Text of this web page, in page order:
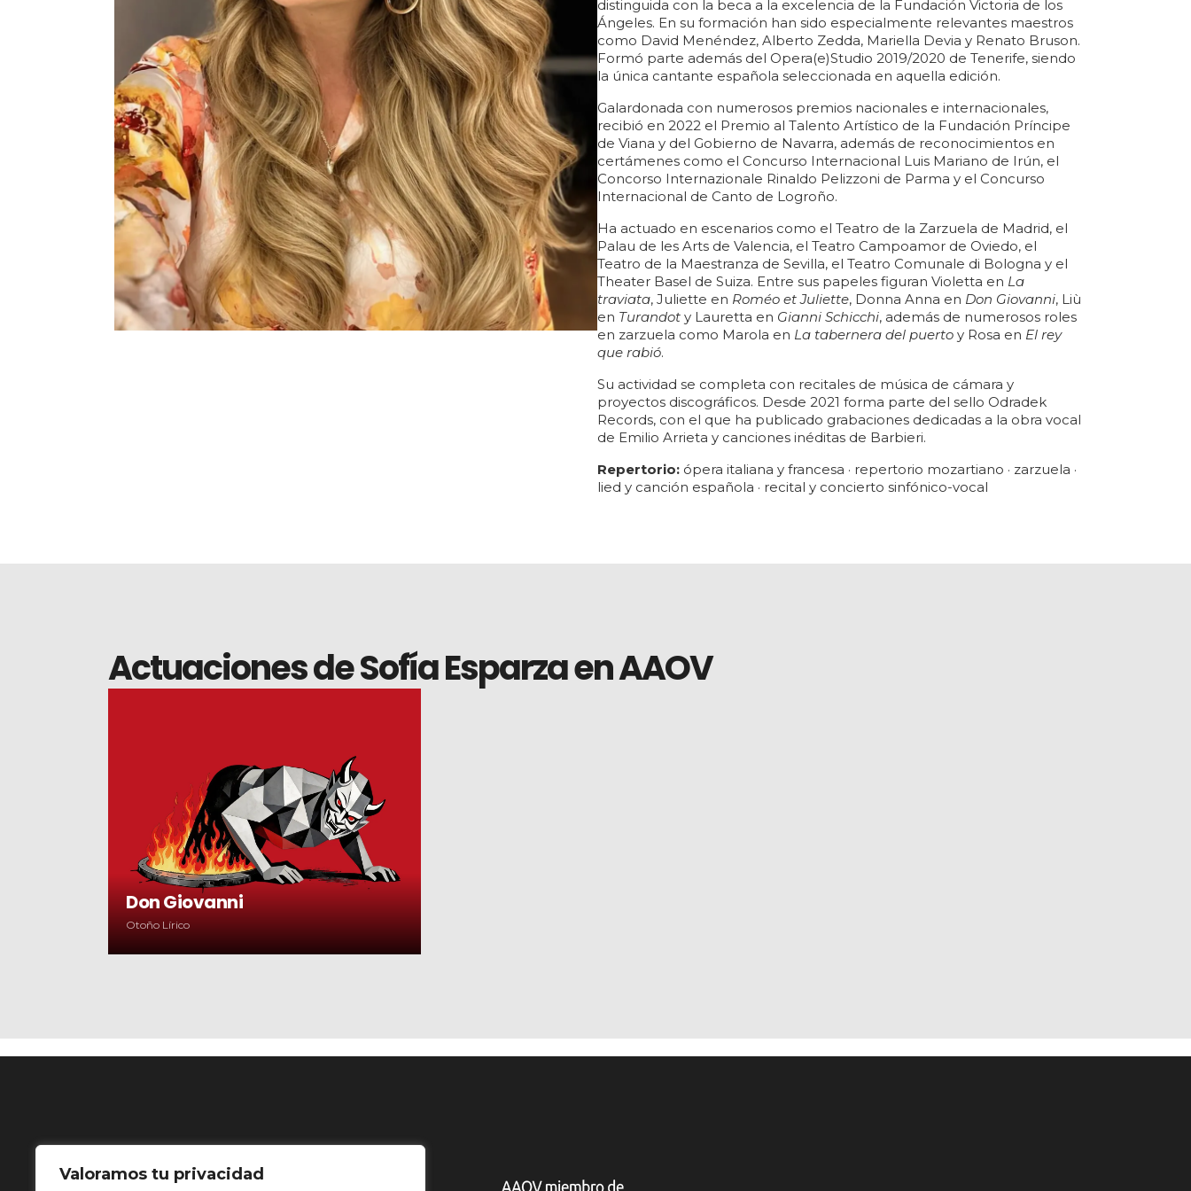
Valoramos tu privacidad
distinguida con la beca a la excelencia de la Fundación Victoria de los
Ángeles. En su formación han sido especialmente relevantes maestros
como David Menéndez, Alberto Zedda, Mariella Devia y Renato Bruson.
Formó parte además del Opera(e)Studio 2019/2020 de Tenerife, siendo
la única cantante española seleccionada en aquella edición.
Galardonada con numerosos premios nacionales e internacionales,
recibió en 2022 el Premio al Talento Artístico de la Fundación Príncipe
de Viana y del Gobierno de Navarra, además de reconocimientos en
certámenes como el Concurso Internacional Luis Mariano de Irún, el
Concorso Internazionale Rinaldo Pelizzoni de Parma y el Concurso
Internacional de Canto de Logroño.
Ha actuado en escenarios como el Teatro de la Zarzuela de Madrid, el
Palau de les Arts de Valencia, el Teatro Campoamor de Oviedo, el
Teatro de la Maestranza de Sevilla, el Teatro Comunale di Bologna y el
Theater Basel de Suiza. Entre sus papeles figuran Violetta en La
traviata, Juliette en Roméo et Juliette, Donna Anna en Don Giovanni, Liù
en Turandoty Lauretta en Gianni Schicchi, además de numerosos roles
en zarzuela como Marola en La tabernera del puertoy Rosa en El rey
que rabió.
Su actividad se completa con recitales de música de cámara y
proyectos discográficos. Desde 2021 forma parte del sello Odradek
Records, con el que ha publicado grabaciones dedicadas a la obra vocal
de Emilio Arrieta y canciones inéditas de Barbieri.
Repertorio:ópera italiana y francesa · repertorio mozartiano · zarzuela ·
lied y canción española · recital y concierto sinfónico-vocal
Actuaciones de Sofía Esparza en AAOV
Don Giovanni
Otoño Lírico